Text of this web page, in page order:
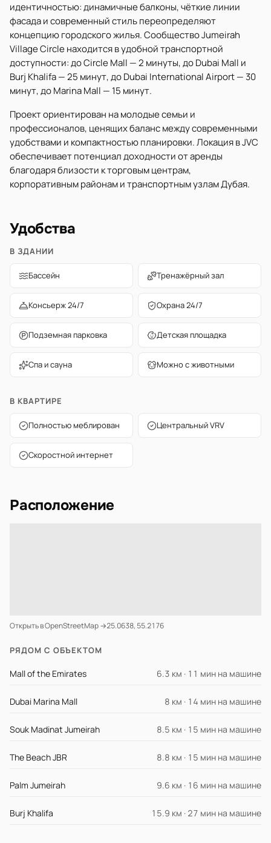
идентичностью: динамичные балконы, чёткие линии
фасада и современный стиль переопределяют
концепцию городского жилья. Сообщество Jumeirah
Village Circle находится в удобной транспортной
доступности: до Circle Mall — 2 минуты, до Dubai Mall и
Burj Khalifa — 25 минут, до Dubai International Airport — 30
минут, до Marina Mall — 15 минут.
Проект ориентирован на молодые семьи и
профессионалов, ценящих баланс между современными
удобствами и компактностью планировки. Локация в JVC
обеспечивает потенциал доходности от аренды
благодаря близости к торговым центрам,
корпоративным районам и транспортным узлам Дубая.
Удобства
В ЗДАНИИ
Бассейн Тренажёрный зал
Консьерж 24/7 Охрана 24/7
Подземная парковка Детская площадка
Спа и сауна Можно с животными
В КВАРТИРЕ
Полностью меблирован Центральный VRV
Скоростной интернет
Расположение
Открыть в OpenStreetMap →25.0638, 55.2176
РЯДОМ С ОБЪЕКТОМ
Mall of the Emirates 6.3 км · 11 мин на машине
Dubai Marina Mall 8 км · 14 мин на машине
Souk Madinat Jumeirah 8.5 км · 15 мин на машине
The Beach JBR 8.8 км · 15 мин на машине
Palm Jumeirah 9.6 км · 16 мин на машине
Burj Khalifa 15.9 км · 27 мин на машине